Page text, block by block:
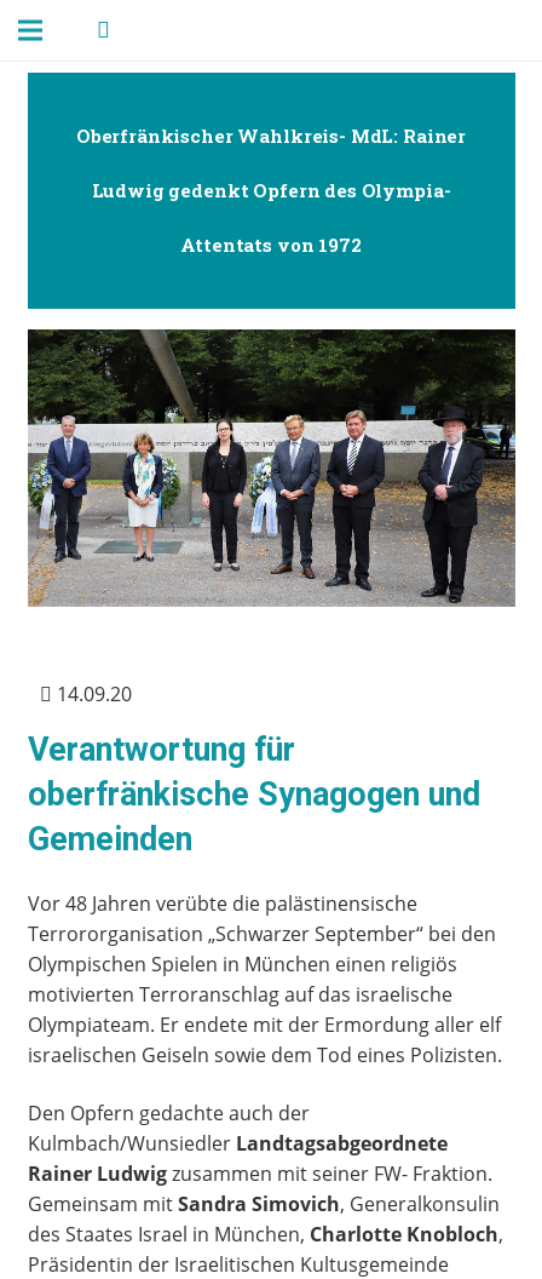
Oberfränkischer Wahlkreis- MdL: Rainer
Ludwig gedenkt Opfern des Olympia-
Attentats von 1972
14.09.20
Verantwortung für
oberfränkische Synagogen und
Gemeinden
Vor 48 Jahren verübte die palästinensische
Terrororganisation „Schwarzer September“ bei den
Olympischen Spielen in München einen religiös
motivierten Terroranschlag auf das israelische
Olympiateam. Er endete mit der Ermordung aller elf
israelischen Geiseln sowie dem Tod eines Polizisten.
Den Opfern gedachte auch der
Kulmbach/Wunsiedler Landtagsabgeordnete
Rainer Ludwigzusammen mit seiner FW- Fraktion.
Gemeinsam mitSandra Simovich, Generalkonsulin
des Staates Israel in München, Charlotte Knobloch,
Präsidentin der Israelitischen Kultusgemeinde